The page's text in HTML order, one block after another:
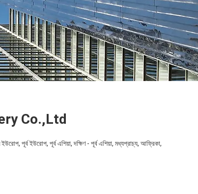
Co.,Ltd
পূর্ব ইউরোপ, পূর্ব এশিয়া, দক্ষিণ - পূর্ব এশিয়া, মধ্যপ্রাচ্য, আফ্রিকা,